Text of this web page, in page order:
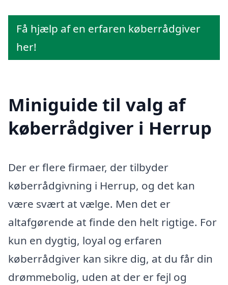
Få hjælp af en erfaren køberrådgiver
her!
Miniguide til valg af
køberrådgiver i Herrup
Der er flere firmaer, der tilbyder
køberrådgivning i Herrup, og det kan
være svært at vælge. Men det er
altafgørende at finde den helt rigtige. For
kun en dygtig, loyal og erfaren
køberrådgiver kan sikre dig, at du får din
drømmebolig, uden at der er fejl og